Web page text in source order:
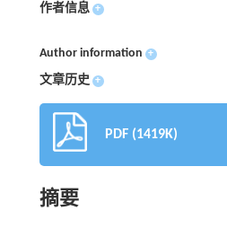
作者信息 +
Author information +
文章历史 +
PDF (1419K)
摘要